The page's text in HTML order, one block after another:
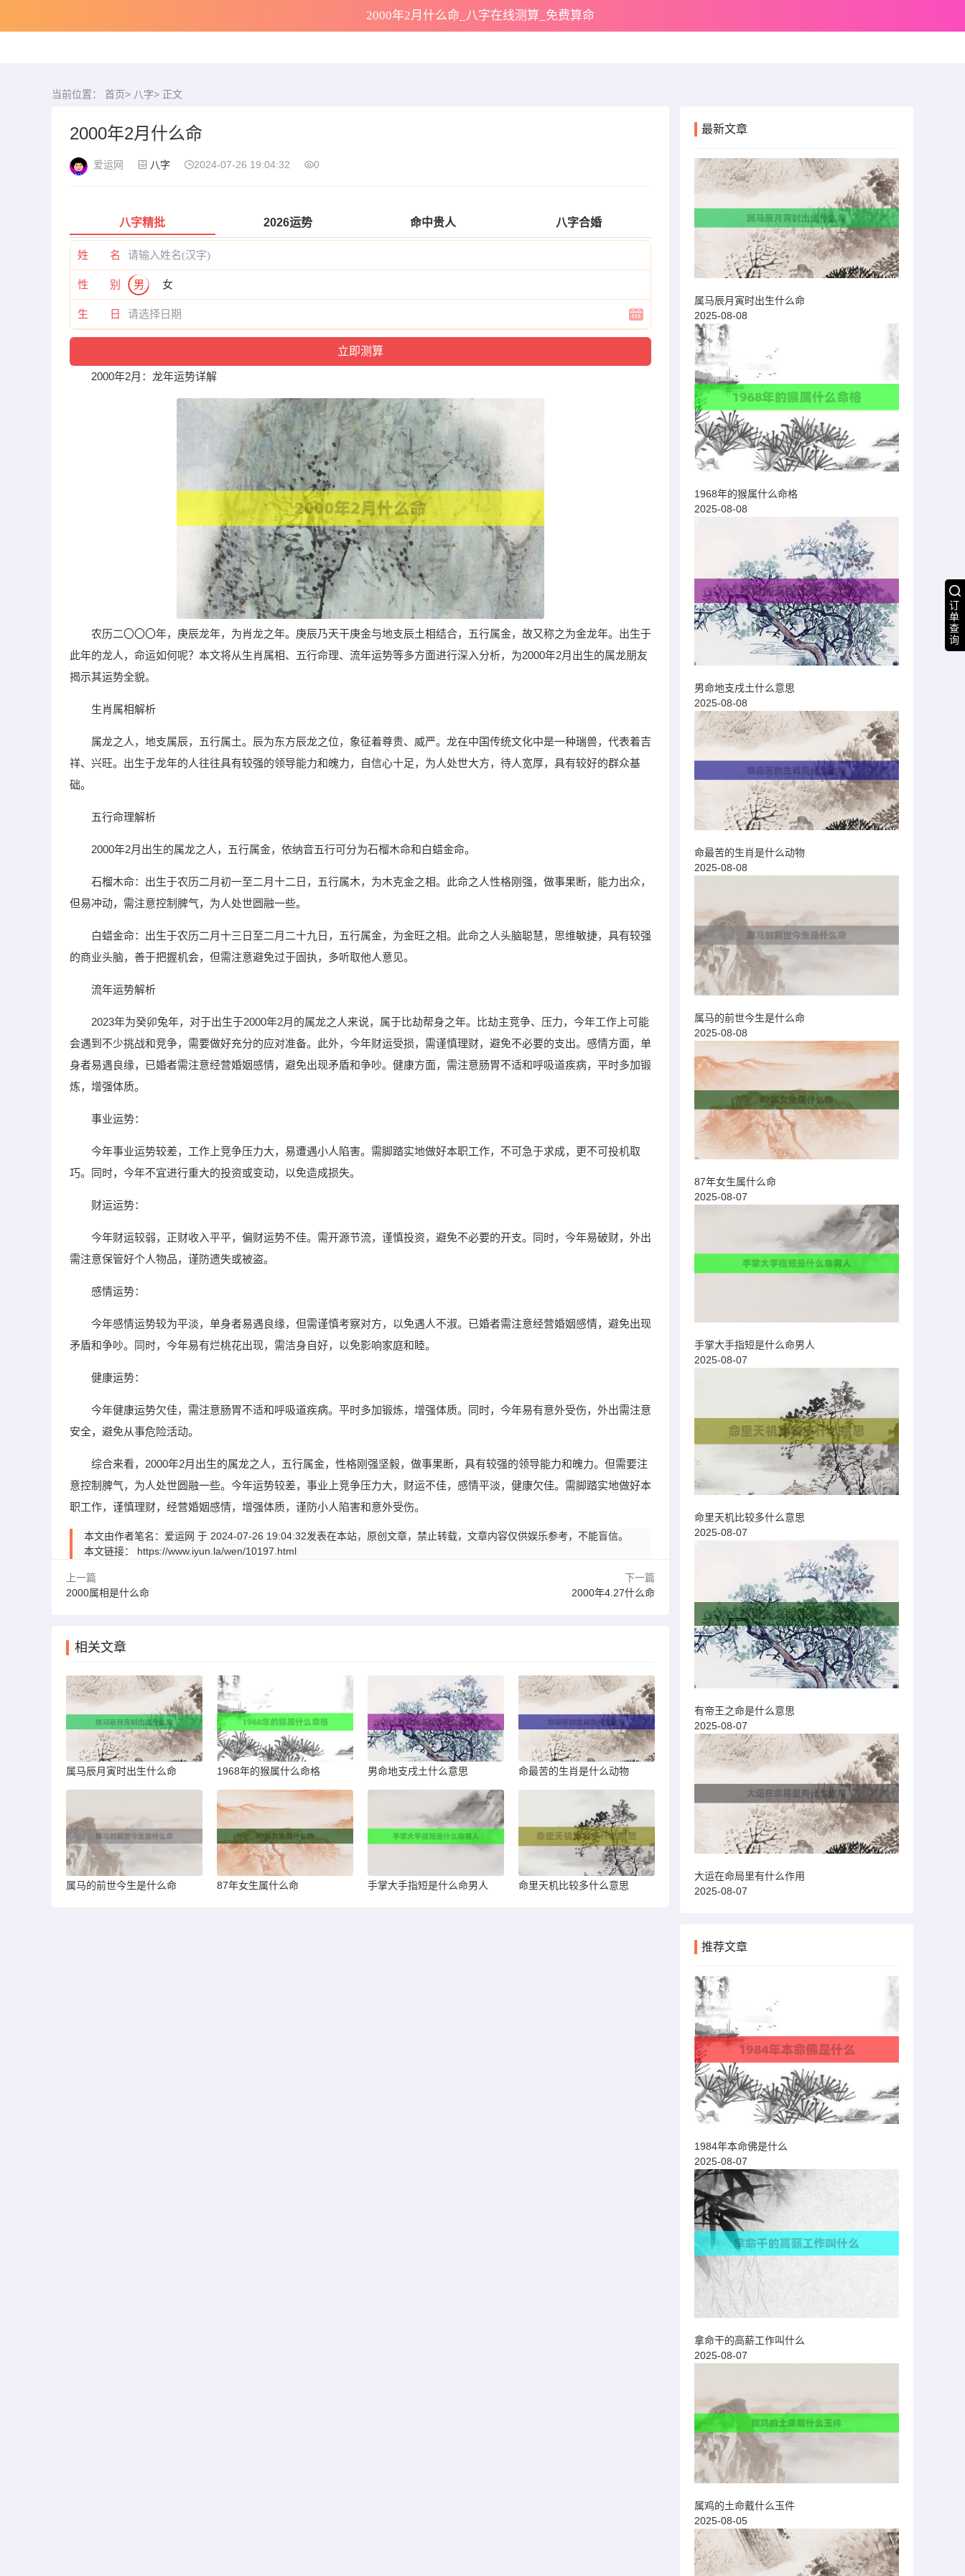
2000年2月什么命_八字在线测算_免费算命
订
单
查
询
当前位置： 首页> 八字> 正文
2000年2月什么命
爱运网 八字 2024-07-26 19:04:32 0
八字精批 2026运势 命中贵人 八字合婚
姓 名
性 别 男 女
生 日
2000年2月：龙年运势详解
农历二〇〇〇年，庚辰龙年，为肖龙之年。庚辰乃天干庚金与地支辰土相结合，五行属金，故又称之为金龙年。出生于
此年的龙人，命运如何呢？本文将从生肖属相、五行命理、流年运势等多方面进行深入分析，为2000年2月出生的属龙朋友
揭示其运势全貌。
生肖属相解析
属龙之人，地支属辰，五行属土。辰为东方辰龙之位，象征着尊贵、威严。龙在中国传统文化中是一种瑞兽，代表着吉
祥、兴旺。出生于龙年的人往往具有较强的领导能力和魄力，自信心十足，为人处世大方，待人宽厚，具有较好的群众基
础。
五行命理解析
2000年2月出生的属龙之人，五行属金，依纳音五行可分为石榴木命和白蜡金命。
石榴木命：出生于农历二月初一至二月十二日，五行属木，为木克金之相。此命之人性格刚强，做事果断，能力出众，
但易冲动，需注意控制脾气，为人处世圆融一些。
白蜡金命：出生于农历二月十三日至二月二十九日，五行属金，为金旺之相。此命之人头脑聪慧，思维敏捷，具有较强
的商业头脑，善于把握机会，但需注意避免过于固执，多听取他人意见。
流年运势解析
2023年为癸卯兔年，对于出生于2000年2月的属龙之人来说，属于比劫帮身之年。比劫主竞争、压力，今年工作上可能
会遇到不少挑战和竞争，需要做好充分的应对准备。此外，今年财运受损，需谨慎理财，避免不必要的支出。感情方面，单
身者易遇良缘，已婚者需注意经营婚姻感情，避免出现矛盾和争吵。健康方面，需注意肠胃不适和呼吸道疾病，平时多加锻
炼，增强体质。
事业运势：
今年事业运势较差，工作上竞争压力大，易遭遇小人陷害。需脚踏实地做好本职工作，不可急于求成，更不可投机取
巧。同时，今年不宜进行重大的投资或变动，以免造成损失。
财运运势：
今年财运较弱，正财收入平平，偏财运势不佳。需开源节流，谨慎投资，避免不必要的开支。同时，今年易破财，外出
需注意保管好个人物品，谨防遗失或被盗。
感情运势：
今年感情运势较为平淡，单身者易遇良缘，但需谨慎考察对方，以免遇人不淑。已婚者需注意经营婚姻感情，避免出现
矛盾和争吵。同时，今年易有烂桃花出现，需洁身自好，以免影响家庭和睦。
健康运势：
今年健康运势欠佳，需注意肠胃不适和呼吸道疾病。平时多加锻炼，增强体质。同时，今年易有意外受伤，外出需注意
安全，避免从事危险活动。
综合来看，2000年2月出生的属龙之人，五行属金，性格刚强坚毅，做事果断，具有较强的领导能力和魄力。但需要注
意控制脾气，为人处世圆融一些。今年运势较差，事业上竞争压力大，财运不佳，感情平淡，健康欠佳。需脚踏实地做好本
职工作，谨慎理财，经营婚姻感情，增强体质，谨防小人陷害和意外受伤。
本文由作者笔名：爱运网 于 2024-07-26 19:04:32发表在本站，原创文章，禁止转载，文章内容仅供娱乐参考，不能盲信。
本文链接： https://www.iyun.la/wen/10197.html
上一篇
2000属相是什么命
下一篇
2000年4.27什么命
相关文章
属马辰月寅时出生什么命 1968年的猴属什么命格 男命地支戌土什么意思 命最苦的生肖是什么动物
属马的前世今生是什么命 87年女生属什么命 手掌大手指短是什么命男人 命里天机比较多什么意思
最新文章
属马辰月寅时出生什么命
2025-08-08
1968年的猴属什么命格
2025-08-08
男命地支戌土什么意思
2025-08-08
命最苦的生肖是什么动物
2025-08-08
属马的前世今生是什么命
2025-08-08
87年女生属什么命
2025-08-07
手掌大手指短是什么命男人
2025-08-07
命里天机比较多什么意思
2025-08-07
有帝王之命是什么意思
2025-08-07
大运在命局里有什么作用
2025-08-07
推荐文章
1984年本命佛是什么
2025-08-07
拿命干的高薪工作叫什么
2025-08-07
属鸡的土命戴什么玉件
2025-08-05